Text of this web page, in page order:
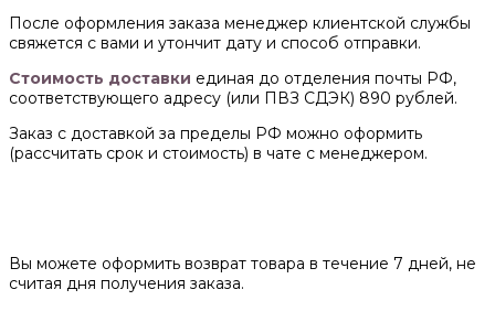
После оформления заказа менеджер клиентской службы
свяжется с вами и утончит дату и способ отправки.
Стоимость доставки единая до отделения почты РФ,
соответствующего адресу (или ПВЗ СДЭК) 890 рублей.
Заказ с доставкой за пределы РФ можно оформить
(рассчитать срок и стоимость) в чате с менеджером.
Вы можете оформить возврат товара в течение 7 дней, не
считая дня получения заказа.